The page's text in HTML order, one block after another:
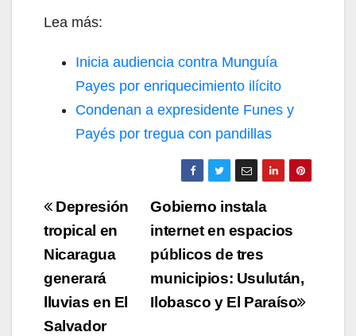
Lea más:
Inicia audiencia contra Munguía
Payes por enriquecimiento ilícito
Condenan a expresidente Funes y
Payés por tregua con pandillas
Navegación
de
entradas
Gobierno instala
internet en espacios
públicos de tres
municipios: Usulután,
Ilobasco y El Paraíso
Depresión
tropical en
Nicaragua
generará
lluvias en El
Salvador